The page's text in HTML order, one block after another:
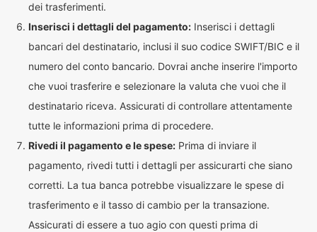
dei trasferimenti.
Inserisci i dettagli del pagamento: Inserisci i dettagli
bancari del destinatario, inclusi il suo codice SWIFT/BIC e il
numero del conto bancario. Dovrai anche inserire l'importo
che vuoi trasferire e selezionare la valuta che vuoi che il
destinatario riceva. Assicurati di controllare attentamente
tutte le informazioni prima di procedere.
Rivedi il pagamento e le spese: Prima di inviare il
pagamento, rivedi tutti i dettagli per assicurarti che siano
corretti. La tua banca potrebbe visualizzare le spese di
trasferimento e il tasso di cambio per la transazione.
Assicurati di essere a tuo agio con questi prima di